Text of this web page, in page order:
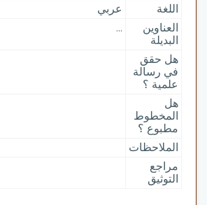
اللغة
عربي
العناوين
البديلة
...
هل حقق
في رسالة
علمية ؟
هل
المخطوط
مطبوع ؟
الملاحظات
مراجع
التوثيق